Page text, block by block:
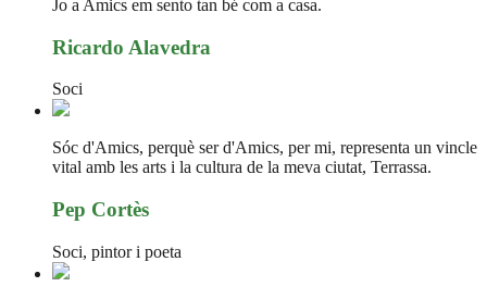
Jo a Amics em sento tan bé com a casa.
Ricardo Alavedra
Soci
Sóc d'Amics, perquè ser d'Amics, per mi, representa un vincle
vital amb les arts i la cultura de la meva ciutat, Terrassa.
Pep Cortès
Soci, pintor i poeta